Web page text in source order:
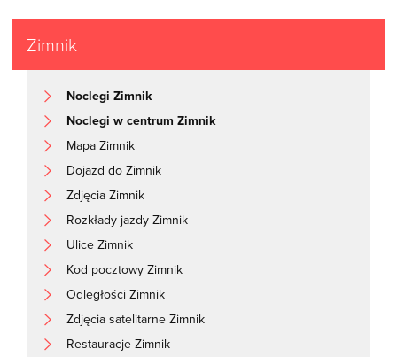
Zimnik
Noclegi Zimnik
Noclegi w centrum Zimnik
Mapa Zimnik
Dojazd do Zimnik
Zdjęcia Zimnik
Rozkłady jazdy Zimnik
Ulice Zimnik
Kod pocztowy Zimnik
Odległości Zimnik
Zdjęcia satelitarne Zimnik
Restauracje Zimnik